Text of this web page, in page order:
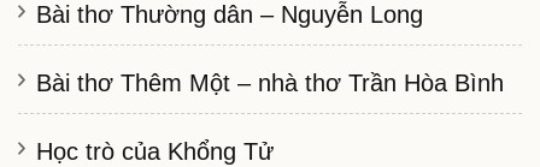
Bài thơ Thường dân – Nguyễn Long
Bài thơ Thêm Một – nhà thơ Trần Hòa Bình
Học trò của Khổng Tử